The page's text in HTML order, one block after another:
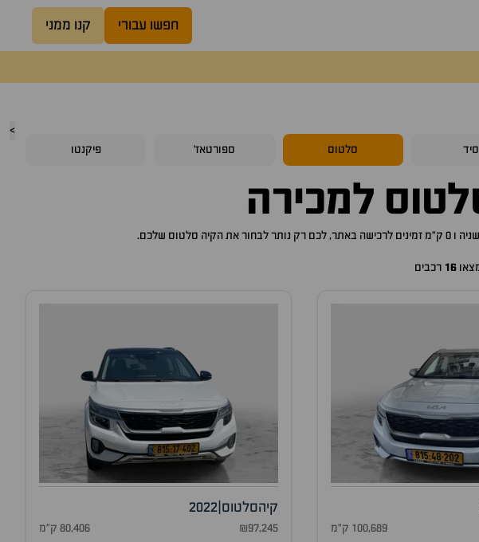
חפשו עבורי קנו ממני
>
סיד סלטוס ספורטאז' פיקנטו
למכירה
לרכישה באתר, לכם רק נותר לבחור את ה קיה סלטוס שלכם.
16 רכבים
100,689 ק"מ
קיהסלטוס 2022
₪97,245 80,406 ק"מ